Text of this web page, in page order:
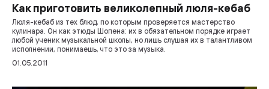
Как приготовить великолепный люля-кебаб
Люля-кебаб из тех блюд, по которым проверяется мастерство
кулинара. Он как этюды Шопена: их в обязательном порядке играет
любой ученик музыкальной школы, но лишь слушая их в талантливом
исполнении, понимаешь, что это за музыка.
01.05.2011